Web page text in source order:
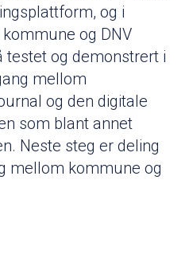
og i
og DNV
testet og demonstrert i
mellom
og den digitale
som blant annet
Neste steg er deling
mellom kommune og